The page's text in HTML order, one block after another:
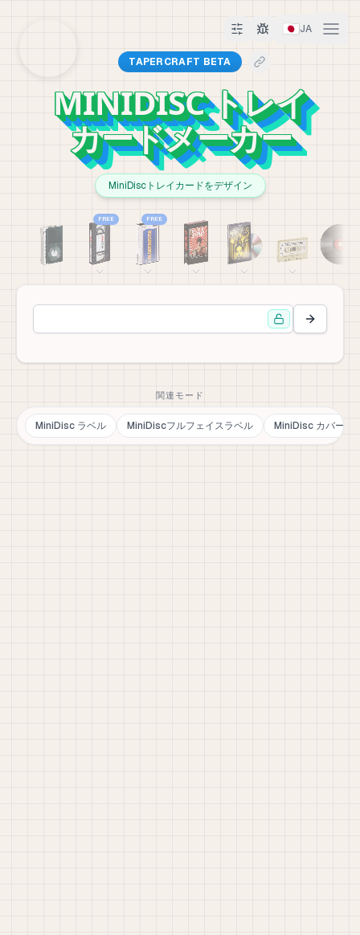
🇯🇵JA
TAPERCRAFT BETA
MINIDISC トレイ
カードメーカー
MiniDiscトレイカードをデザイン
FREE FREE
関連モード
MiniDisc ラベル MiniDiscフルフェイスラベル MiniDisc カバー